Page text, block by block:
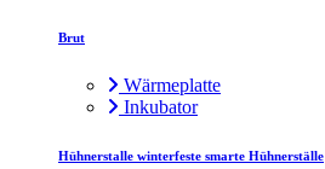
Brut
Wärmeplatte
Inkubator
Hühnerstalle winterfeste smarte Hühnerställe